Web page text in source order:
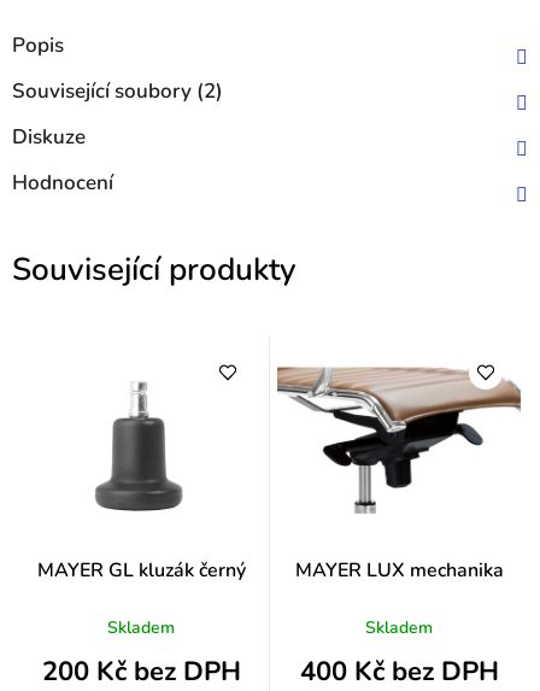
Popis
Související soubory (2)
Diskuze
Hodnocení
Související produkty
MAYER GL kluzák černý
Skladem
200 Kč bez DPH
MAYER LUX mechanika
Skladem
400 Kč bez DPH